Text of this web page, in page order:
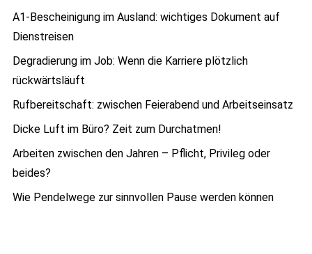
A1-Bescheinigung im Ausland: wichtiges Dokument auf
Dienstreisen
Degradierung im Job: Wenn die Karriere plötzlich
rückwärtsläuft
Rufbereitschaft: zwischen Feierabend und Arbeitseinsatz
Dicke Luft im Büro? Zeit zum Durchatmen!
Arbeiten zwischen den Jahren – Pflicht, Privileg oder
beides?
Wie Pendelwege zur sinnvollen Pause werden können